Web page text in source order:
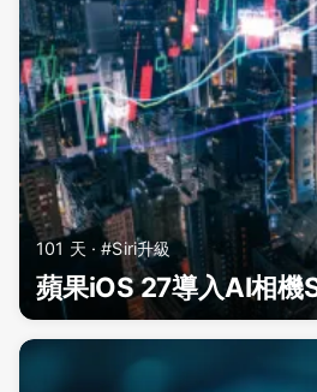
101 天 · #Siri升級
蘋果iOS 27導入AI相